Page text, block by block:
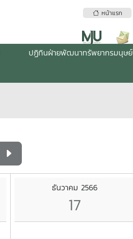
หน้าแรก
ปฏิทินฝ่ายพัฒนาทรัพยากรมนุษย์
ธันวาคม 2566
17